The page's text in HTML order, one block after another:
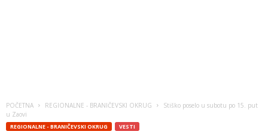
POČETNA REGIONALNE - BRANIČEVSKI OKRUG
Stiško poselo u subotu po 15. put
u Zaovi
REGIONALNE - BRANIČEVSKI OKRUG VESTI